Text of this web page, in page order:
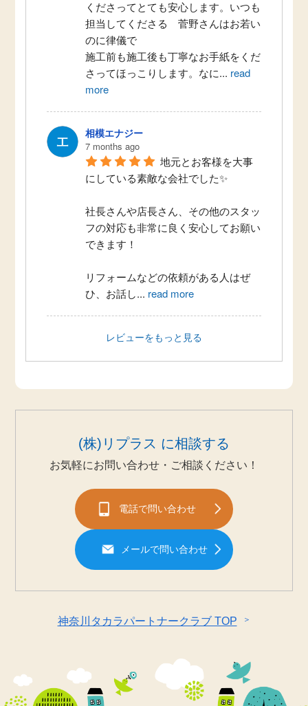
くださってとても安心します。いつも
担当してくださる　菅野さんはお若い
のに律儀で
施工前も施工後も丁寧なお手紙をくだ
さってほっこりします。なに... read
more
相模エナジー
7 months ago
地元とお客様を大事
にしている素敵な会社でした✨
社長さんや店長さん、その他のスタッ
フの対応も非常に良く安心してお願い
できます！
リフォームなどの依頼がある人はぜ
ひ、お話し... read more
レビューをもっと見る
(株)リプラス に相談する
お気軽にお問い合わせ・ご相談ください！
電話で問い合わせ
メールで問い合わせ
神奈川タカラパートナークラブ TOP ＞